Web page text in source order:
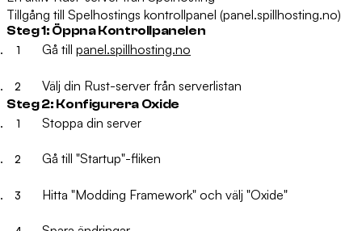
Tillgång till Spelhostings kontrollpanel (panel.spillhosting.no)
Steg 1: Öppna Kontrollpanelen
Gå till panel.spillhosting.no
Välj din Rust-server från serverlistan
Steg 2: Konfigurera Oxide
Stoppa din server
Gå till "Startup"-fliken
Hitta "Modding Framework" och välj "Oxide"